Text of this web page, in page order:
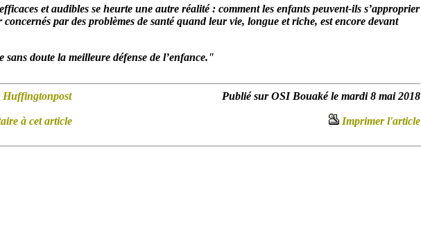
et audibles se heurte une autre réalité : comment les enfants peuvent-ils s’approprier
concernés par des problèmes de santé quand leur vie, longue et riche, est encore devant
sans doute la meilleure défense de l’enfance."
Huffingtonpost Publié sur OSI Bouaké le mardi 8 mai 2018
à cet article Imprimer l'article